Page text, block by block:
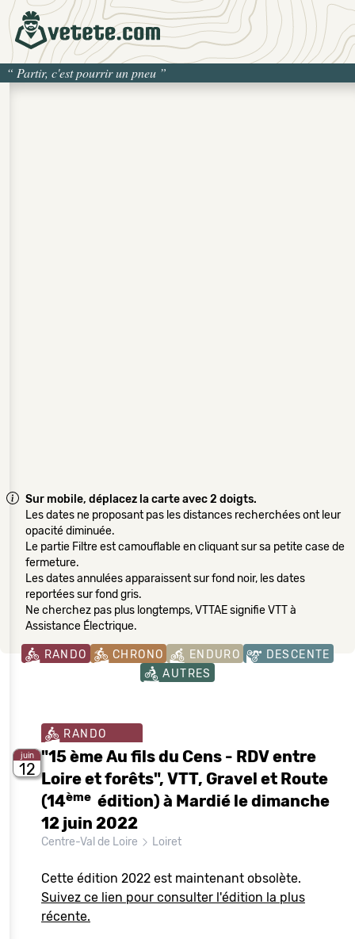
“ Partir, c'est pourrir un pneu ”
Sur mobile, déplacez la carte avec 2 doigts.
Les dates ne proposant pas les distances recherchées ont leur
opacité diminuée.
Le partie Filtre est camouflable en cliquant sur sa petite case de
fermeture.
Les dates annulées apparaissent sur fond noir, les dates
reportées sur fond gris.
Ne cherchez pas plus longtemps, VTTAE signifie VTT à
Assistance Électrique.
RANDO CHRONO ENDURO
DESCENTE
AUTRES
juin
12
RANDO
"15 ème Au fils du Cens - RDV entre
Loire et forêts", VTT, Gravel et Route
(14ème édition) à Mardié le dimanche
12 juin 2022
Centre-Val de Loire Loiret
Cette édition 2022 est maintenant obsolète.
Suivez ce lien pour consulter l'édition la plus
récente.